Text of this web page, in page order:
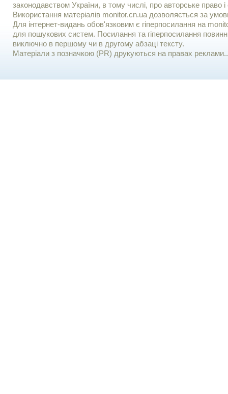
законодавством України, в тому числі, про авторське право і
Використання матерiалiв monitor.cn.ua дозволяється за
Для iнтернет-видань обов'язковим є гiперпосилання на
для пошукових систем. Посилання та гіперпосилання
виключно в першому чи в другому абзаці тексту.
Матеріали з позначкою (PR) друкуються на правах реклами..